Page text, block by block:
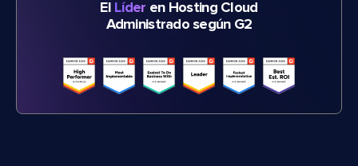
El Líder en Hosting Cloud
Administrado según G2